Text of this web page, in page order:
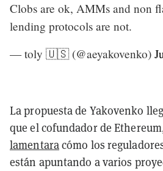
Clobs are ok, AMMs and non
lending protocols are not.
— toly 🇺🇸 (@aeyakovenko)
La propuesta de Yakovenko
que el cofundador de
lamentaracómo los
están apuntando a varios